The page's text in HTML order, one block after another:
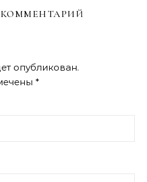
опубликован.
*